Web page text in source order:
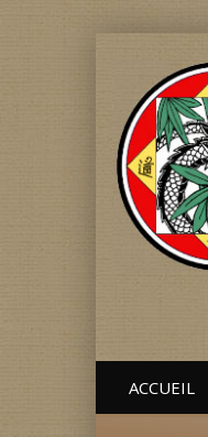
ACCUEIL